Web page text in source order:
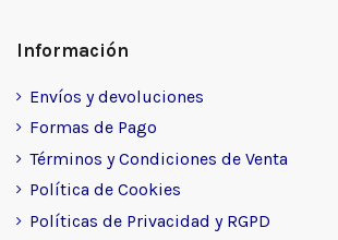
Información
Envíos y devoluciones
Formas de Pago
Términos y Condiciones de Venta
Política de Cookies
Políticas de Privacidad y RGPD